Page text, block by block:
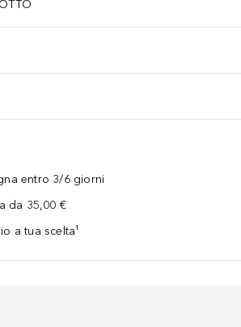
entro 3/6 giorni
da 35,00 €
a tua scelta¹